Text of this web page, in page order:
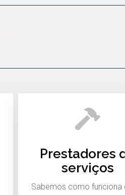
Prestadores
serviços
Sabemos como funciona